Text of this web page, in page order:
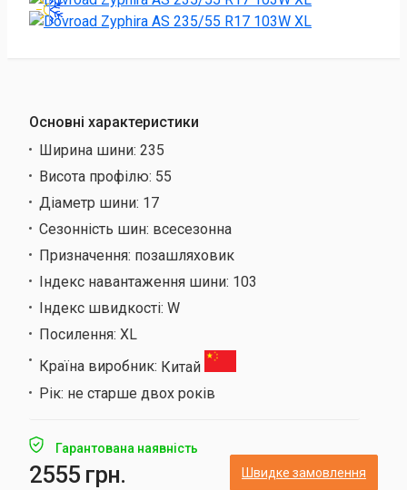
Основні характеристики
Ширина шини: 235
Висота профілю: 55
Діаметр шини: 17
Сезонність шин: всесезонна
Призначення: позашляховик
Індекс навантаження шини: 103
Індекс швидкості: W
Посилення: XL
Країна виробник: Китай
Рік: не старше двох років
Гарантована наявність
2555 грн. Швидке замовлення